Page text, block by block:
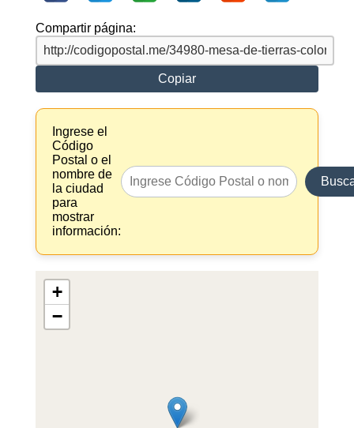
Compartir página:
Copiar
Ingrese el
Código
Postal o el
nombre de
la ciudad
para
mostrar
información:
+
−